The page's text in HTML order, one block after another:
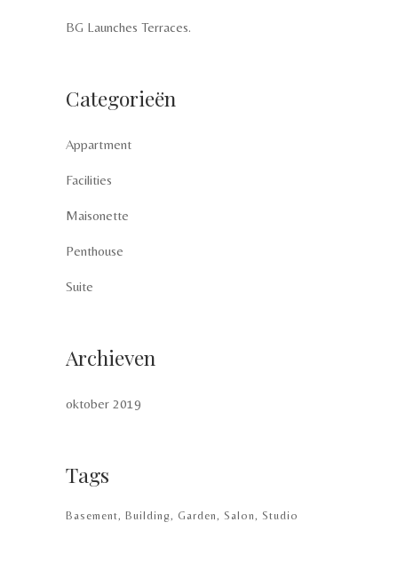
BG Launches Terraces.
Categorieën
Appartment
Facilities
Maisonette
Penthouse
Suite
Archieven
oktober 2019
Tags
Basement Building Garden Salon Studio